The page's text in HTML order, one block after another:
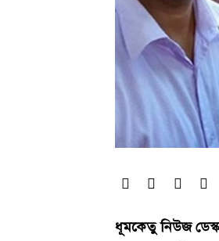
ধূমকেতু নিউজ